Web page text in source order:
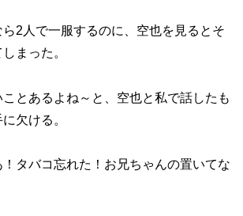
2人で一服するのに、空也を見るとそ
まった。
とあるよね～と、空也と私で話したも
欠ける。
タバコ忘れた！お兄ちゃんの置いてな